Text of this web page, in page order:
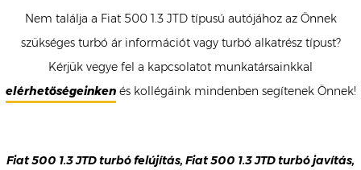
Nem találja a Fiat 500 1.3 JTD típusú autójához az Önnek
szükséges turbó ár információt vagy turbó alkatrész típust?
Kérjük vegye fel a kapcsolatot munkatársainkkal
elérhetőségeinkenés kollégáink mindenben segítenek Önnek!
Fiat 500 1.3 JTD turbó felújítás, Fiat 500 1.3 JTD turbó javítás,